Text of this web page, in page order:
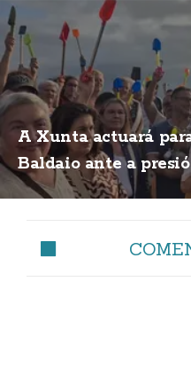
A Xunta actuará
Baldaio ante a